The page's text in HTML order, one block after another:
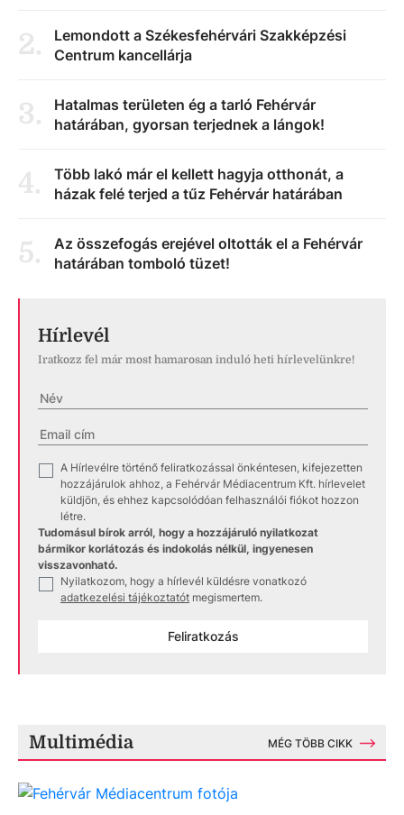
2.
Lemondott a Székesfehérvári Szakképzési
Centrum kancellárja
3.
Hatalmas területen ég a tarló Fehérvár
határában, gyorsan terjednek a lángok!
4.
Több lakó már el kellett hagyja otthonát, a
házak felé terjed a tűz Fehérvár határában
5.
Az összefogás erejével oltották el a Fehérvár
határában tomboló tüzet!
Hírlevél
Iratkozz fel már most hamarosan induló heti hírlevelünkre!
A Hírlevélre történő feliratkozással önkéntesen, kifejezetten
hozzájárulok ahhoz, a Fehérvár Médiacentrum Kft. hírlevelet
küldjön, és ehhez kapcsolódóan felhasználói fiókot hozzon
létre.
Tudomásul bírok arról, hogy a hozzájáruló nyilatkozat
bármikor korlátozás és indokolás nélkül, ingyenesen
visszavonható.
Nyilatkozom, hogy a hírlevél küldésre vonatkozó
adatkezelési tájékoztatót megismertem.
Feliratkozás
Multimédia MÉG TÖBB CIKK